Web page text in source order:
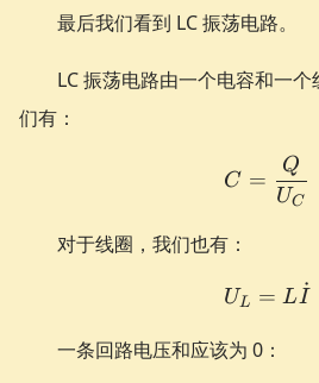
最后我们看到 LC 振荡电路。
LC 振荡电路由一个电容和一
们有：
C
C =
UC
Q
对于线圈，我们也有：
U_L
UL = LI˙
一条回路电压和应该为 0：